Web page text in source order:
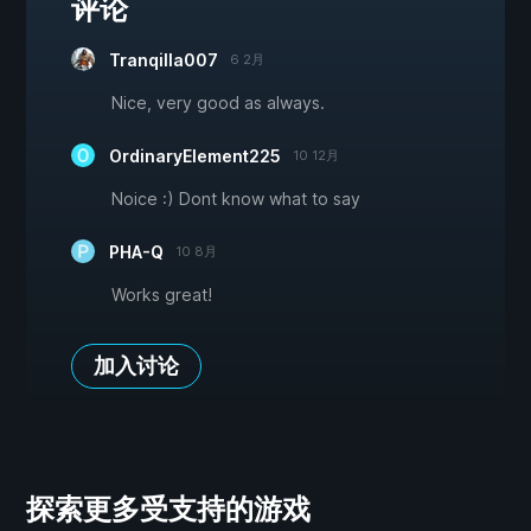
评论
Tranqilla007 6 2月
Nice, very good as always.
OrdinaryElement225 10 12月
Noice :) Dont know what to say
PHA-Q 10 8月
Works great!
加入讨论
探索更多受支持的游戏